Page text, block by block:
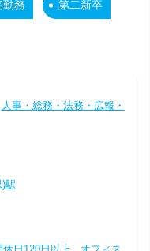
勤務 第二新卒
人事・総務・法務・広報・
駅